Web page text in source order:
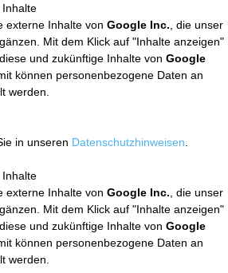
Inhalte
externe Inhalte von Google Inc. , die unser
Mit dem Klick auf "Inhalte anzeigen"
und zukünftige Inhalte von Google
können personenbezogene Daten an
werden.
in unseren Datenschutzhinweisen
Inhalte
externe Inhalte von Google Inc. , die unser
Mit dem Klick auf "Inhalte anzeigen"
und zukünftige Inhalte von Google
können personenbezogene Daten an
werden.